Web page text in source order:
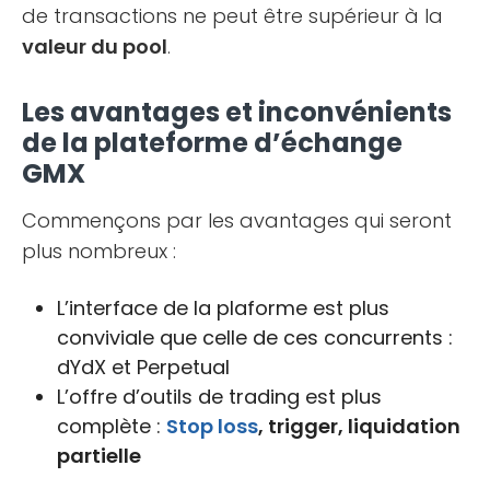
de transactions ne peut être supérieur à la
valeur du pool.
Les avantages et inconvénients
de la plateforme d’échange
GMX
Commençons par les avantages qui seront
plus nombreux :
L’interface de la plaforme est plus
conviviale que celle de ces concurrents :
dYdX et Perpetual
L’offre d’outils de trading est plus
complète : Stop loss, trigger, liquidation
partielle